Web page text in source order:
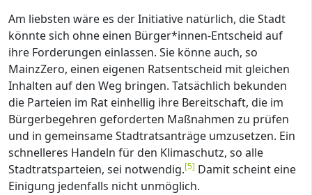
Am liebsten wäre es der Initiative natürlich, die Stadt
könnte sich ohne einen Bürger*innen-Entscheid auf
ihre Forderungen einlassen. Sie könne auch, so
MainzZero, einen eigenen Ratsentscheid mit gleichen
Inhalten auf den Weg bringen. Tatsächlich bekunden
die Parteien im Rat einhellig ihre Bereitschaft, die im
Bürgerbegehren geforderten Maßnahmen zu prüfen
und in gemeinsame Stadtratsanträge umzusetzen. Ein
schnelleres Handeln für den Klimaschutz, so alle
Stadtratsparteien, sei notwendig.[5] Damit scheint eine
Einigung jedenfalls nicht unmöglich.